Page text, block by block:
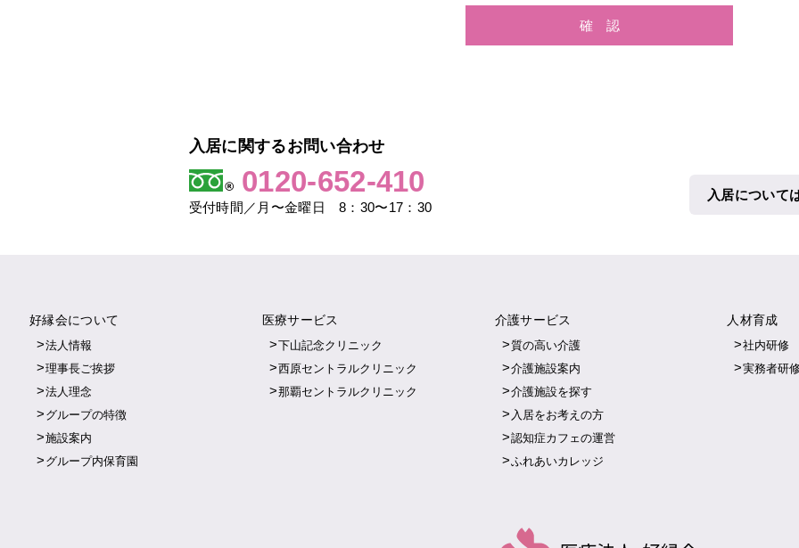
入居に関するお問い合わせ
0120-652-410
受付時間／月〜金曜日 8：30〜17：30
入居について
好縁会について
法人情報
理事長ご挨拶
法人理念
グループの特徴
施設案内
グループ内保育園
医療サービス
下山記念クリニック
西原セントラルクリニック
那覇セントラルクリニック
介護サービス
質の高い介護
介護施設案内
介護施設を探す
入居をお考えの方
認知症カフェの運営
ふれあいカレッジ
人材育成
社内研修
実務者研